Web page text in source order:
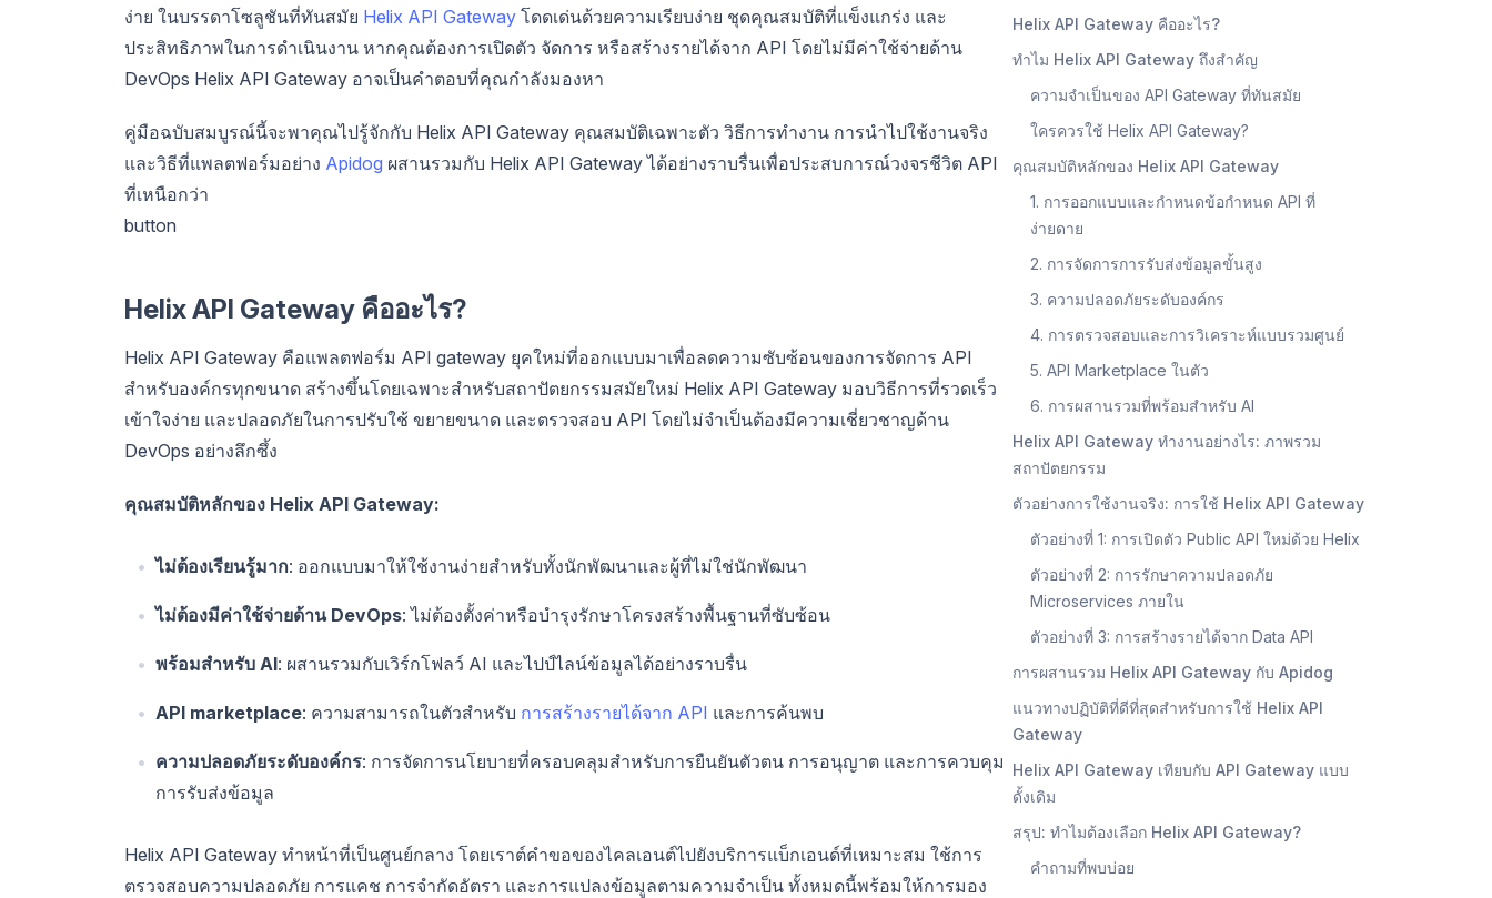
ง่าย ในบรรดาโซลูชันที่ทันสมัย Helix API Gateway โดดเด่นด้วยความเรียบง่าย ชุดคุณสมบัติที่แข็งแกร่ง และ
ประสิทธิภาพในการดำเนินงาน หากคุณต้องการเปิดตัว จัดการ หรือสร้างรายได้จาก API โดยไม่มีค่าใช้จ่ายด้าน
DevOps Helix API Gateway อาจเป็นคำตอบที่คุณกำลังมองหา
คู่มือฉบับสมบูรณ์นี้จะพาคุณไปรู้จักกับ Helix API Gateway คุณสมบัติเฉพาะตัว วิธีการทำงาน การนำไปใช้งานจริง
และวิธีที่แพลตฟอร์มอย่าง Apidog ผสานรวมกับ Helix API Gateway ได้อย่างราบรื่นเพื่อประสบการณ์วงจรชีวิต API
ที่เหนือกว่า
button
Helix API Gateway คืออะไร?
Helix API Gateway คือแพลตฟอร์ม API gateway ยุคใหม่ที่ออกแบบมาเพื่อลดความซับซ้อนของการจัดการ API
สำหรับองค์กรทุกขนาด สร้างขึ้นโดยเฉพาะสำหรับสถาปัตยกรรมสมัยใหม่ Helix API Gateway มอบวิธีการที่รวดเร็ว
เข้าใจง่าย และปลอดภัยในการปรับใช้ ขยายขนาด และตรวจสอบ API โดยไม่จำเป็นต้องมีความเชี่ยวชาญด้าน
DevOps อย่างลึกซึ้ง
คุณสมบัติหลักของ Helix API Gateway:
ไม่ต้องเรียนรู้มาก: ออกแบบมาให้ใช้งานง่ายสำหรับทั้งนักพัฒนาและผู้ที่ไม่ใช่นักพัฒนา
ไม่ต้องมีค่าใช้จ่ายด้าน DevOps: ไม่ต้องตั้งค่าหรือบำรุงรักษาโครงสร้างพื้นฐานที่ซับซ้อน
พร้อมสำหรับ AI: ผสานรวมกับเวิร์กโฟลว์ AI และไปป์ไลน์ข้อมูลได้อย่างราบรื่น
API marketplace: ความสามารถในตัวสำหรับ การสร้างรายได้จาก API และการค้นพบ
ความปลอดภัยระดับองค์กร: การจัดการนโยบายที่ครอบคลุมสำหรับการยืนยันตัวตน การอนุญาต และการควบคุม
การรับส่งข้อมูล
Helix API Gateway ทำหน้าที่เป็นศูนย์กลาง โดยเราต์คำขอของไคลเอนต์ไปยังบริการแบ็กเอนด์ที่เหมาะสม ใช้การ
ตรวจสอบความปลอดภัย การแคช การจำกัดอัตรา และการแปลงข้อมูลตามความจำเป็น ทั้งหมดนี้พร้อมให้การมอง
Helix API Gateway คืออะไร?
ทำไม Helix API Gateway ถึงสำคัญ
ความจำเป็นของ API Gateway ที่ทันสมัย
ใครควรใช้ Helix API Gateway?
คุณสมบัติหลักของ Helix API Gateway
1. การออกแบบและกำหนดข้อกำหนด API ที่
ง่ายดาย
2. การจัดการการรับส่งข้อมูลขั้นสูง
3. ความปลอดภัยระดับองค์กร
4. การตรวจสอบและการวิเคราะห์แบบรวมศูนย์
5. API Marketplace ในตัว
6. การผสานรวมที่พร้อมสำหรับ AI
Helix API Gateway ทำงานอย่างไร: ภาพรวม
สถาปัตยกรรม
ตัวอย่างการใช้งานจริง: การใช้ Helix API Gateway
ตัวอย่างที่ 1: การเปิดตัว Public API ใหม่ด้วย Helix
ตัวอย่างที่ 2: การรักษาความปลอดภัย
Microservices ภายใน
ตัวอย่างที่ 3: การสร้างรายได้จาก Data API
การผสานรวม Helix API Gateway กับ Apidog
แนวทางปฏิบัติที่ดีที่สุดสำหรับการใช้ Helix API
Gateway
Helix API Gateway เทียบกับ API Gateway แบบ
ดั้งเดิม
สรุป: ทำไมต้องเลือก Helix API Gateway?
คำถามที่พบบ่อย